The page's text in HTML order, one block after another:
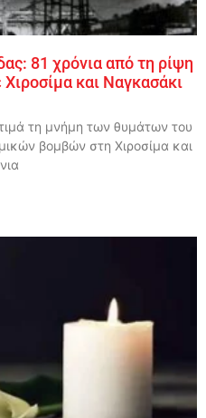
81 χρόνια από τη ρίψη
και Ναγκασάκι
τη μνήμη των θυμάτων του
βομβών στη Χιροσίμα και